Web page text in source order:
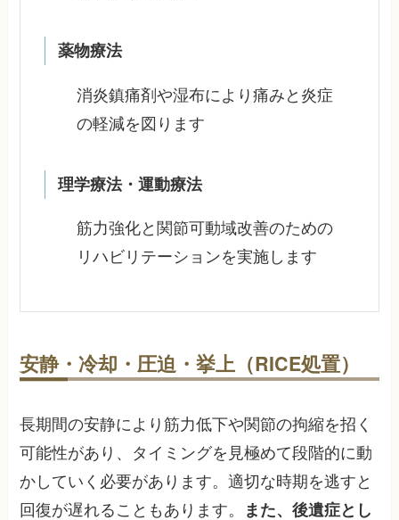
薬物療法
消炎鎮痛剤や湿布により痛みと炎症
の軽減を図ります
理学療法・運動療法
筋力強化と関節可動域改善のための
リハビリテーションを実施します
安静・冷却・圧迫・挙上（RICE処置）
長期間の安静により筋力低下や関節の拘縮を招く
可能性があり、タイミングを見極めて段階的に動
かしていく必要があります。適切な時期を逃すと
回復が遅れることもあります。
また、後遺症とし